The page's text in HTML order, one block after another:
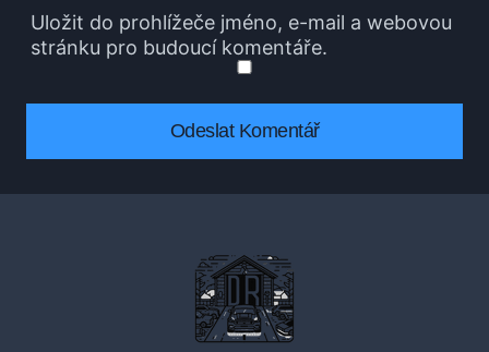
Uložit do prohlížeče jméno, e-mail a webovou
stránku pro budoucí komentáře.